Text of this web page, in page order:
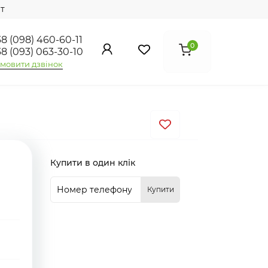
(098) 460-60-11
(093) 063-30-10
дзвінок
0
Купити в один клік
Купити